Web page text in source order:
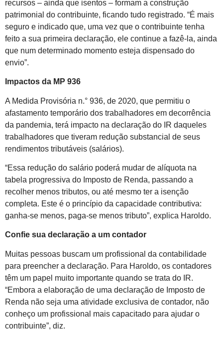
recursos – ainda que isentos – formam a construção
patrimonial do contribuinte, ficando tudo registrado. “É mais
seguro e indicado que, uma vez que o contribuinte tenha
feito a sua primeira declaração, ele continue a fazê-la, ainda
que num determinado momento esteja dispensado do
envio”.
Impactos da MP 936
A Medida Provisória n.° 936, de 2020, que permitiu o
afastamento temporário dos trabalhadores em decorrência
da pandemia, terá impacto na declaração do IR daqueles
trabalhadores que tiveram redução substancial de seus
rendimentos tributáveis (salários).
“Essa redução do salário poderá mudar de alíquota na
tabela progressiva do Imposto de Renda, passando a
recolher menos tributos, ou até mesmo ter a isenção
completa. Este é o princípio da capacidade contributiva:
ganha-se menos, paga-se menos tributo”, explica Haroldo.
Confie sua declaração a um contador
Muitas pessoas buscam um profissional da contabilidade
para preencher a declaração. Para Haroldo, os contadores
têm um papel muito importante quando se trata do IR.
“Embora a elaboração de uma declaração de Imposto de
Renda não seja uma atividade exclusiva de contador, não
conheço um profissional mais capacitado para ajudar o
contribuinte”, diz.